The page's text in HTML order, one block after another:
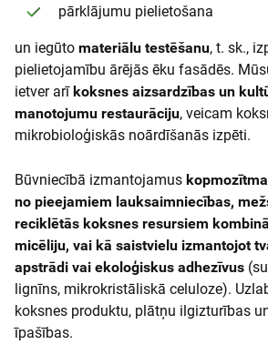
pārklājumu pielietošana
un iegūto materiālu testēšanu, t. sk.,
pielietojamību ārējās ēku fasādēs.
ietver arīkoksnes aizsardzības un
manotojumu restaurāciju, veicam
mikrobioloģiskās noārdīšanās izpēti.
Būvniecībā izmantojamus
no pieejamiem lauksaimniecības,
reciklētās koksnes resursiem
micēliju, vai kā saistvielu izmantojot
apstrādi vai ekoloģiskus adhezīvus
lignīns, mikrokristāliskā celuloze).
koksnes produktu, plātņu ilgizturības
īpašības.